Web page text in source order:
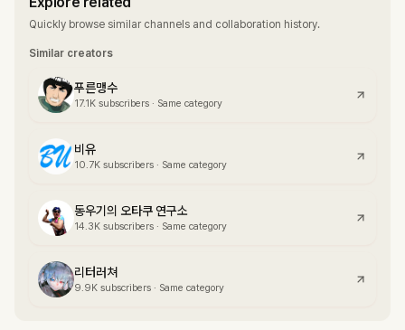
Quickly browse similar channels and collaboration history.
Similar creators
푸른맹수
17.1K subscribers · Same category
비유
10.7K subscribers · Same category
동우기의 오타쿠 연구소
14.3K subscribers · Same category
리터러쳐
9.9K subscribers · Same category